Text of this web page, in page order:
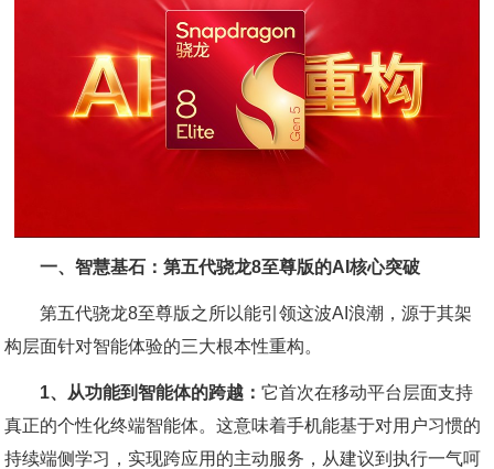
一、智慧基石：第五代骁龙8至尊版的AI核心突破
第五代骁龙8至尊版之所以能引领这波AI浪潮，源于其架
构层面针对智能体验的三大根本性重构。
1、从功能到智能体的跨越：它首次在移动平台层面支持
真正的个性化终端智能体。这意味着手机能基于对用户习惯的
持续端侧学习，实现跨应用的主动服务，从建议到执行一气呵